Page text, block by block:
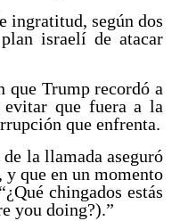
ingratitud, según dos
israelí de atacar
que Trump recordó a
evitar que fuera a la
que enfrenta.
la llamada aseguró
y que en un momento
chingados estás
you doing?).”